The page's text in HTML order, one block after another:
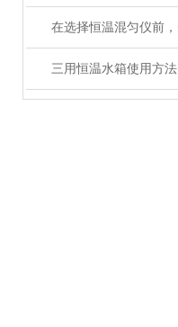
三用恒温水箱使用方法